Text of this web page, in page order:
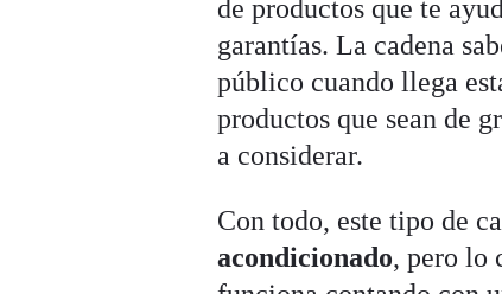
de productos que te
garantías. La cadena
público cuando llega
productos que sean de
a considerar.
Con todo, este tipo de
acondicionado, pero lo